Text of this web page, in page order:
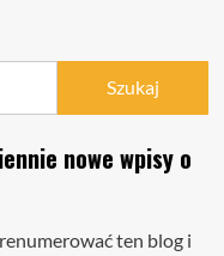
nowe wpisy o
ten blog i